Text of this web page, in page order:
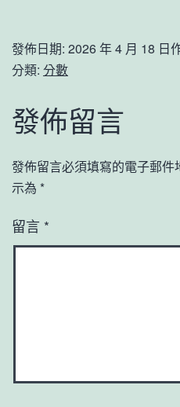
發佈日期: 2026 年 4 月 18 日
分類: 分數
發佈留言
發佈留言必須填寫的電子郵件
示為 *
留言 *